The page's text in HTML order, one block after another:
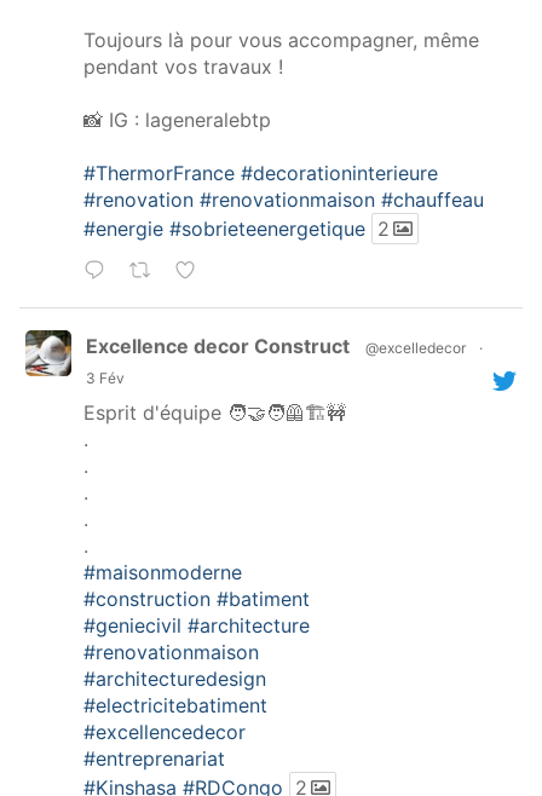
Toujours là pour vous accompagner, même
pendant vos travaux !
📸 IG : lageneralebtp
#ThermorFrance #decorationinterieure
#renovation #renovationmaison #chauffeau
#energie #sobrieteenergetique 2
Excellence decor Construct @excelledecor
·
3 Fév
Esprit d'équipe 🧑‍🤝‍🧑🦺🏗️🚧
.
.
.
.
.
#maisonmoderne
#construction #batiment
#geniecivil #architecture
#renovationmaison
#architecturedesign
#electricitebatiment
#excellencedecor
#entreprenariat
#Kinshasa #RDCongo 2